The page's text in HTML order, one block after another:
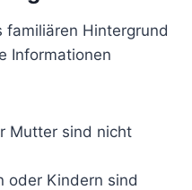
familiären Hintergrund
Informationen
Mutter sind nicht
oder Kindern sind